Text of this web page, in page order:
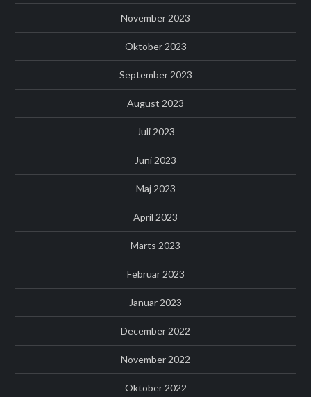
November 2023
Oktober 2023
September 2023
August 2023
Juli 2023
Juni 2023
Maj 2023
April 2023
Marts 2023
Februar 2023
Januar 2023
December 2022
November 2022
Oktober 2022